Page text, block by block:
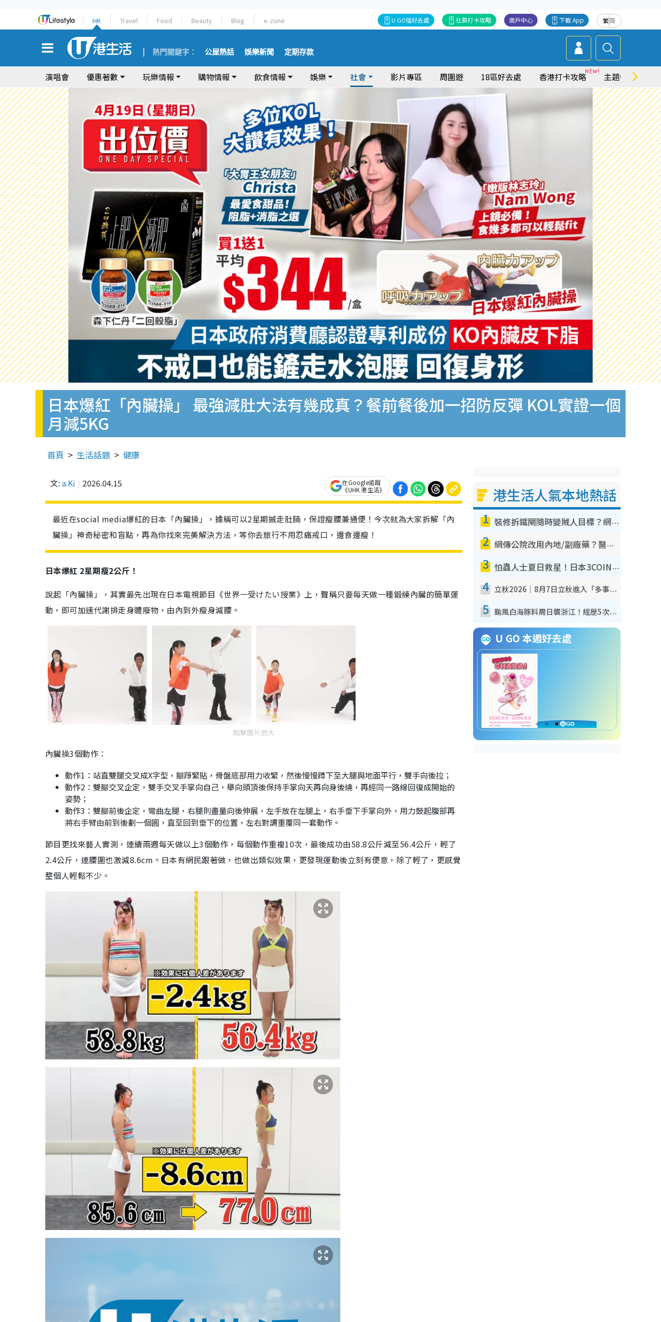
HK Travel Food Beauty Blog e-zone 繁简
下載 App
商戶中心
社群打卡攻略
U GO搵好去處
熱門關鍵字： 公屋熱話 娛樂新聞 定期存款
演唱會 優惠著數 玩樂情報 購物情報 飲食情報 娛樂 社會 影片專區 周圍遊 18區好去處 香港打卡攻略 主題特集
日本爆紅「內臟操」 最強減肚大法有幾成真？餐前餐後加一招防反彈 KOL實證一個
月減5KG
首頁 生活話題 健康
文: a.Ki 2026.04.15
在Google追蹤
《UHK 港生活》
最近在social media爆紅的日本「內臟操」，據稱可以2星期摵走肚腩，保證瘦腰兼通便！今次就為大家拆解「內
臟操」神奇秘密和盲點，再為你找來完美解決方法，等你去旅行不用忍痛戒口，邊食邊瘦！
日本爆紅 2星期瘦2公斤！
說起「內臟操」，其實最先出現在日本電視節目《世界一受けたい授業》上，聲稱只要每天做一種鍛練內臟的簡單運
動，即可加速代謝排走身體廢物，由內到外瘦身減腰。
點擊圖片放大
內臟操3個動作：
動作1：站直雙腿交叉成X字型，腳踭緊貼，骨盤底部用力收緊，然後慢慢蹲下至大腿與地面平行，雙手向後拉；
動作2：雙腳交叉企定，雙手交叉手掌向自己，舉向頭頂後保持手掌向天再向身後繞，再經同一路線回復成開始的
姿勢；
動作3：雙腳前後企定，彎曲左腿，右腿則盡量向後伸展，左手放在左腿上，右手垂下手掌向外，用力鼓起腹部再
將右手臂由前到後劃一個圓，直至回到垂下的位置，左右對調重覆同一套動作。
節目更找來藝人實測，連續兩週每天做以上3個動作，每個動作重複10次，最後成功由58.8公斤減至56.4公斤，輕了
2.4公斤，連腰圍也激減8.6cm。日本有網民跟著做，也做出類似效果，更發現運動後立刻有便意，除了輕了，更感覺
整個人輕鬆不少。
港生活人氣本地熱話
1 裝修拆鐵閘隨時變賊人目標？網民揭2大關鍵用途：裝新式等於白裝？附新舊鐵閘分別
2 網傳公院改用內地/副廠藥？醫生拆解正副廠分別 揭4類人換藥隨時出事
3 怕蟲人士夏日救星！日本3COINS爆紅驅蟲神器$45起 1招「全程免觸碰」輕鬆搞定小強
4 立秋2026｜8月7日立秋進入「多事之秋」 3件事唔做得！專家教6招開運 清枱頭／銀包納氣接好運
5 颱風白海豚料周日襲浙江！經歷5次「眼牆置換」極罕見 成登陸內地最長途颱風
U GO 本週好去處